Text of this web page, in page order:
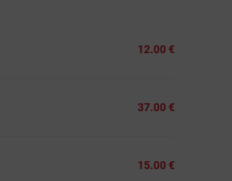
12.00 €
37.00 €
15.00 €